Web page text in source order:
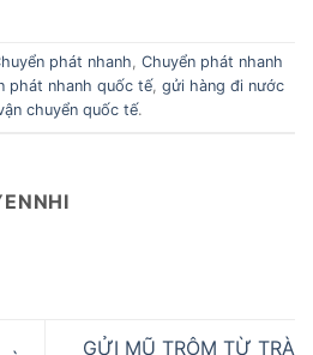
phát nhanh, Chuyển phát nhanh
phát nhanh quốc tế, gửi hàng đi nước
chuyển quốc tế.
GỬI MŨ TRÔM TỪ TRÀ